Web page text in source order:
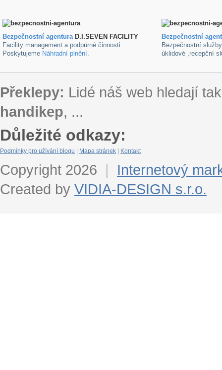
Bezpečnostní agenturaD.I.SEVEN FACILITY
Facility management a podpůrné činnosti.
Poskytujeme Náhradní plnění.
Bezpečnostní
Bezpečnostní
úklidové ,recepční
Překlepy: Lidé náš web hledají
handikep, ...
Důležité odkazy:
Podmínky pro užívání blogu Mapa stránek Kontakt
Copyright 2026 |
Internetový
Created by VIDIA-DESIGN s.r.o.